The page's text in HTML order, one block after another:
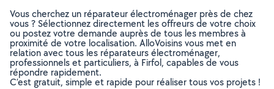
Vous cherchez un réparateur électroménager près de chez
vous ? Sélectionnez directement les offreurs de votre choix
ou postez votre demande auprès de tous les membres à
proximité de votre localisation. AlloVoisins vous met en
relation avec tous les réparateurs électroménager,
professionnels et particuliers, à Firfol, capables de vous
répondre rapidement.
C’est gratuit, simple et rapide pour réaliser tous vos projets !